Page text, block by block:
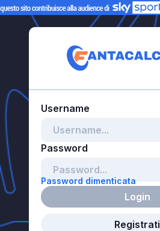
Password dimenticata
Login
Registrati